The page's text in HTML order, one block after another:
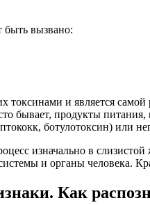
быть вызвано:
токсинами и является
бывает, продукты
ботулотоксин) или
изначально в
и органы человека.
Как